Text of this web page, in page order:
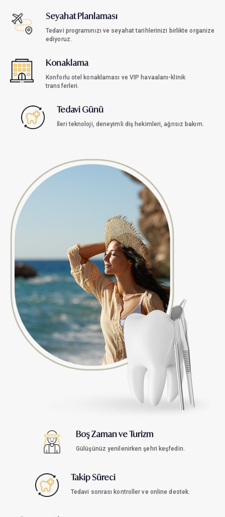
Seyahat Planlaması
Tedavi programınızı ve seyahat tarihlerinizi birlikte organize
ediyoruz.
Konaklama
Konforlu otel konaklaması ve VIP havaalanı-klinik
transferleri.
Tedavi Günü
İleri teknoloji, deneyimli diş hekimleri, ağrısız bakım.
Boş Zaman ve Turizm
Gülüşünüz yenilenirken şehri keşfedin.
Takip Süreci
Tedavi sonrası kontroller ve online destek.